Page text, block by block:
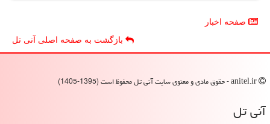
صفحه اخبار
بازگشت به صفحه اصلی آنی تل
آنی تل